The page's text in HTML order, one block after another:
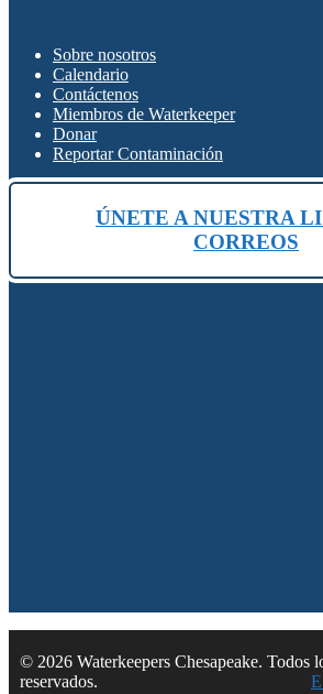
Sobre nosotros
Calendario
Contáctenos
Miembros de Waterkeeper
Donar
Reportar Contaminación
ÚNETE A NUESTRA
CORREOS
© 2026 Waterkeepers Chesapeake. Todos
reservados.